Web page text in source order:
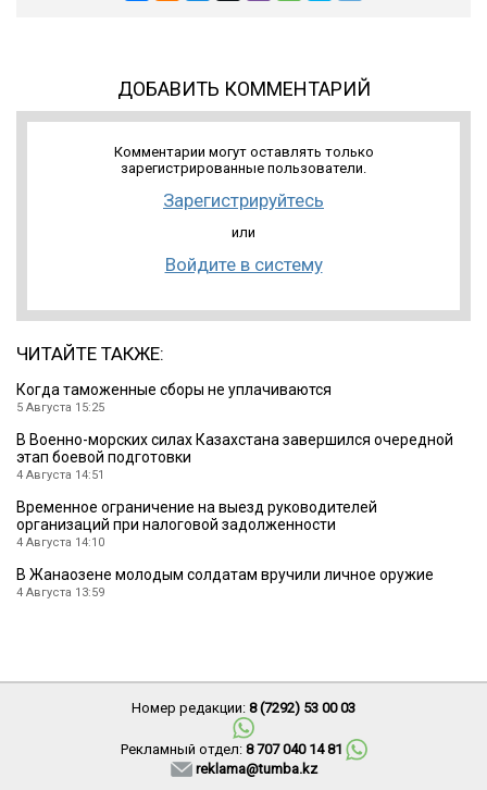
ДОБАВИТЬ КОММЕНТАРИЙ
Комментарии могут оставлять только
зарегистрированные пользователи.
Зарегистрируйтесь
или
Войдите в систему
ЧИТАЙТЕ ТАКЖЕ:
Когда таможенные сборы не уплачиваются
5 Августа 15:25
В Военно-морских силах Казахстана завершился очередной
этап боевой подготовки
4 Августа 14:51
Временное ограничение на выезд руководителей
организаций при налоговой задолженности
4 Августа 14:10
В Жанаозене молодым солдатам вручили личное оружие
4 Августа 13:59
Номер редакции: 8 (7292) 53 00 03
Рекламный отдел: 8 707 040 14 81
reklama@tumba.kz